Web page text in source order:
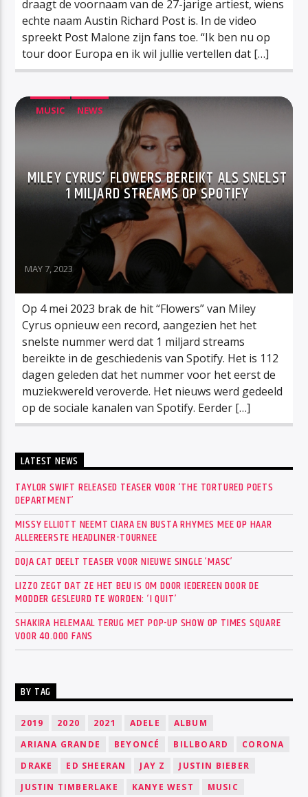
draagt de voornaam van de 27-jarige artiest, wiens
echte naam Austin Richard Post is. In de video
spreekt Post Malone zijn fans toe. “Ik ben nu op
tour door Europa en ik wil jullie vertellen dat […]
MUSIC NEWS
MILEY CYRUS’ FLOWERS BEREIKT ALS SNELST
1 MILJARD STREAMS OP SPOTIFY
MAY 7, 2023
Op 4 mei 2023 brak de hit “Flowers” van Miley
Cyrus opnieuw een record, aangezien het het
snelste nummer werd dat 1 miljard streams
bereikte in de geschiedenis van Spotify. Het is 112
dagen geleden dat het nummer voor het eerst de
muziekwereld veroverde. Het nieuws werd gedeeld
op de sociale kanalen van Spotify. Eerder […]
LATEST NEWS
TAYLOR SWIFT RELEASED TEASER VOOR ‘THE TORTURED POETS
DEPARTMENT’
MISSY ELLIOTT NEEMT CIARA EN BUSTA RHYMES MEE OP HAAR
ALLEREERSTE HEADLINER-TOURNEE
DOJA CAT DEELT TEASER VOOR NIEUWE SINGLE ‘MASC’
LIZZO ZEGT DAT ZE HET BEU IS OM DOOR IEDEREEN DOOR DE
MODDER GESLEURD TE WORDEN: ‘I QUIT’
SHAKIRA HELEMAAL TERUG MET POP-UP SHOW OP TIMES SQUARE
VOOR 40.000 FANS
BY TAG
2019 2020 2021 ADELE
ALBUM
ARIANA GRANDE
BEYONCÉ BILLBOARD
CORONA
DRAKE
ED SHEERAN JAY Z
JUSTIN BIEBER
JUSTIN TIMBERLAKE
KANYE WEST
MUSIC